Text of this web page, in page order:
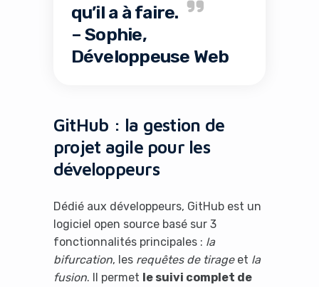
qu’il a à faire.
– Sophie,
Développeuse Web
GitHub : la gestion de
projet agile pour les
développeurs
Dédié aux développeurs, GitHub est un
logiciel open source basé sur 3
fonctionnalités principales : la
bifurcation, lesrequêtes de tirageet la
fusion. Il permet le suivi complet de